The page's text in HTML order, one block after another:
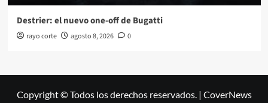
Destrier: el nuevo one-off de Bugatti
rayo corte agosto 8, 2026 0
Copyright © Todos los derechos reservados. | CoverNews